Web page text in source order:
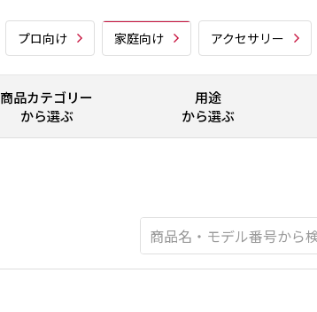
プロ向け 家庭向け アクセサリー
商品カテゴリー
から選ぶ
用途
から選ぶ